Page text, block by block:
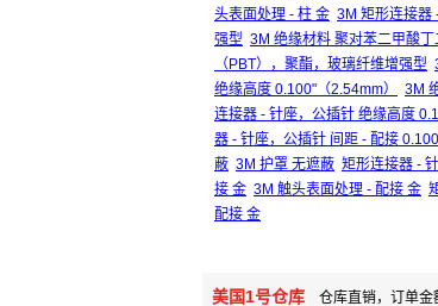
头表面处理 - 柱 金 3M 矩形连接器
强型 3M 绝缘材料 聚对苯二甲酸
（PBT），聚酯，玻璃纤维增强型
绝缘高度 0.100"（2.54mm）
3M
连接器 - 针座，公插针 绝缘高度
器 - 针座，公插针 间距 - 配接
蔽 3M 护罩 无遮蔽 矩形连接器 -
接 金 3M 触头表面处理 - 配接 金
配接 金
美国1号仓库 仓库直销，订单金